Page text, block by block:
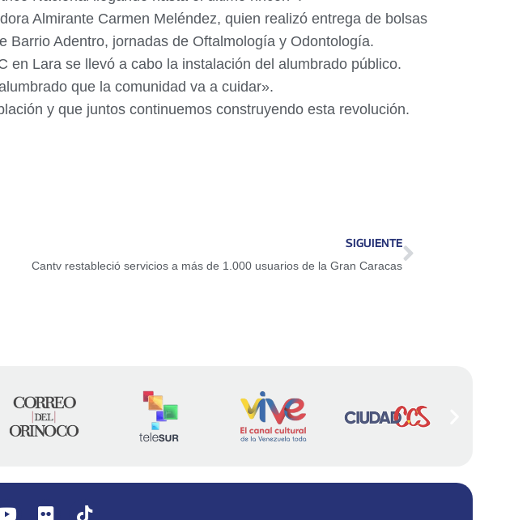
Almirante Carmen Meléndez, quien realizó entrega de bolsas
Adentro, jornadas de Oftalmología y Odontología.
Lara se llevó a cabo la instalación del alumbrado público.
que la comunidad va a cuidar».
y que juntos continuemos construyendo esta revolución.
SIGUIENTE
Cantv restableció servicios a más de 1.000 usuarios de la Gran Caracas